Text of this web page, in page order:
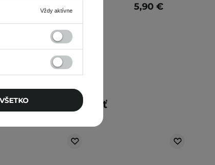
3,90 € 5,90 €
by vás zaujímať
Vždy aktívne